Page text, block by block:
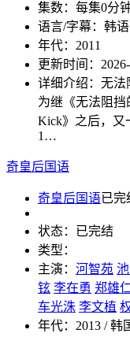
集数： 每集0分
语言/字幕： 韩语
年代： 2011
更新时间：
详细介绍： 无法
为继《无法阻
Kick》之后，又
1…
奇皇后国语
奇皇后国语已完
状态： 已完结
类型：
主演： 河智苑
铉 李在勇 郑雄
车光洙 李文植
年代： 2013 / 韩